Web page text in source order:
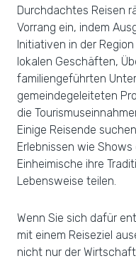
Durchdachtes Reisen
Vorrang ein, indem
Initiativen in der
lokalen Geschäften,
familiengeführten
gemeindegeleiteten
die
Einige Reisende
Erlebnissen wie
Einheimische ihre
Lebensweise teilen.
Wenn Sie sich dafür
mit einem Reiseziel
nicht nur der